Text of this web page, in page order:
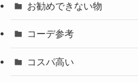
お勧めできない物
コーデ参考
コスパ高い